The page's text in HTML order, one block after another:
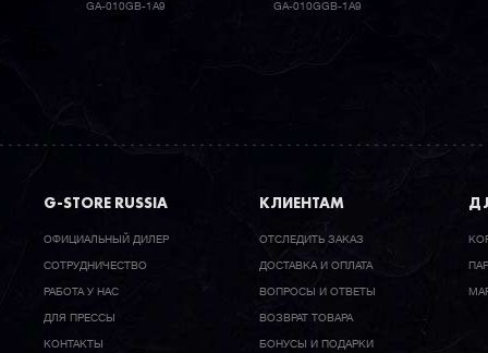
GA-010GB-1A9 GA-010GGB-1A9
G-STORE RUSSIA
ОФИЦИАЛЬНЫЙ ДИЛЕР
CОТРУДНИЧЕСТВО
РАБОТА У НАС
ДЛЯ ПРЕССЫ
КОНТАКТЫ
КЛИЕНТАМ
ОТСЛЕДИТЬ ЗАКАЗ
ДОСТАВКА И ОПЛАТА
ВОПРОСЫ И ОТВЕТЫ
ВОЗВРАТ ТОВАРА
БОНУСЫ И ПОДАРКИ